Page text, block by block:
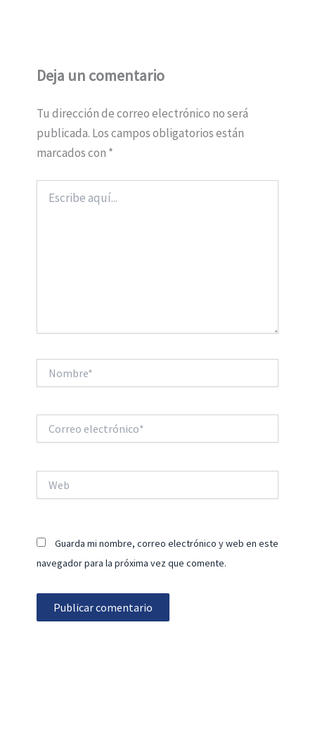
Deja un comentario
Tu dirección de correo electrónico no será
publicada. Los campos obligatorios están
marcados con *
aquí...
electrónico*
Guarda mi nombre, correo electrónico y web en este
navegador para la próxima vez que comente.